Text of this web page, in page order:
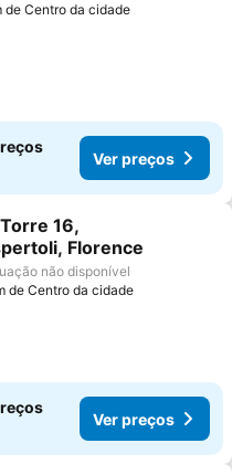
de Centro da cidade
Ver preços
aos favoritos
16,
Florence
não disponível
de Centro da cidade
Ver preços